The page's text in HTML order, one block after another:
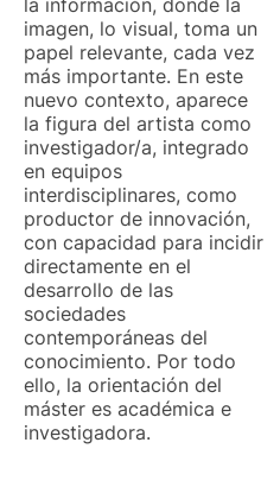
investigadora.